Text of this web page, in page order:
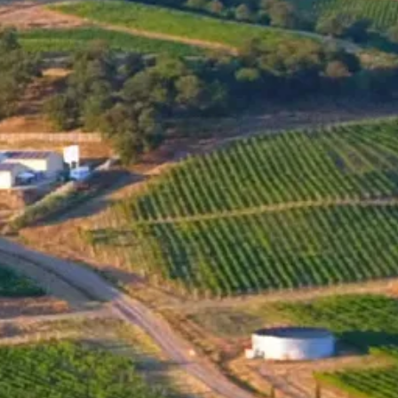
MENU
SHOP
ONLINE-SHOP
Santa Sarah BIN 42 Rubin
2022
Rubin ist eine bulgarische Rebsorte, eine Kreuzung zwischen